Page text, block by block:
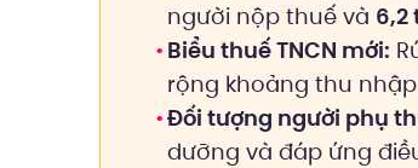
người nộp thuế và 6,2
Biểu thuế TNCN mới:
rộng khoảng thu
Đối tượng người phụ
dưỡng và đáp ứng